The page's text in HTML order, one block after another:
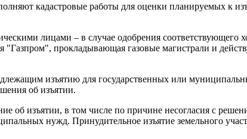
кадастровые работы для оценки планируемых к
лицами – в случае одобрения соответствующего
прокладывающая газовые магистрали и
изъятию для государственных или
об изъятии.
об изъятии, в том числе по причине несогласия с
нужд. Принудительное изъятие земельного